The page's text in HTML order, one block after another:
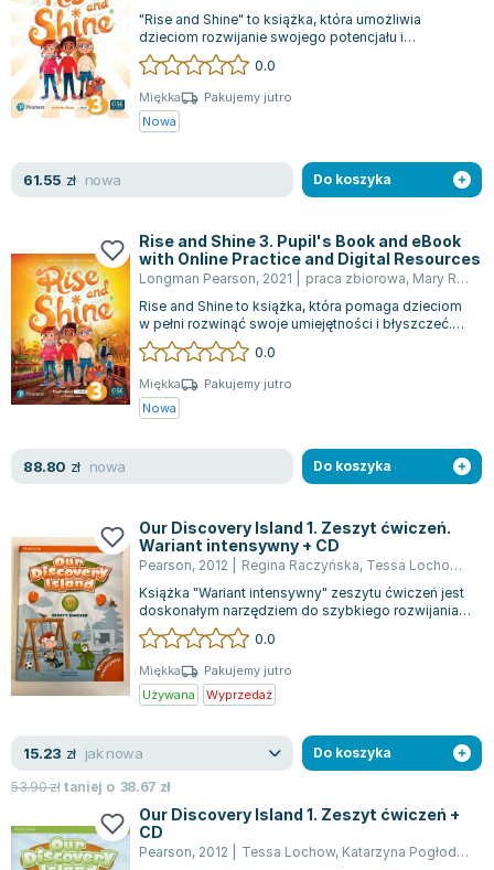
"Rise and Shine" to książka, która umożliwia
dzieciom rozwijanie swojego potencjału i
zdobywanie pewności siebie, prowadząc je do...
0.0
Miękka
Pakujemy jutro
Nowa
61.55 zł nowa Do koszyka
Rise and Shine 3. Pupil's Book and eBook
with Online Practice and Digital Resources
Longman Pearson, 2021 praca zbiorowa, Mary Roulston
Rise and Shine to książka, która pomaga dzieciom
w pełni rozwinąć swoje umiejętności i błyszczeć.
Dzięki ukierunkowanemu wsparciu,...
0.0
Miękka
Pakujemy jutro
Nowa
88.80 zł nowa Do koszyka
Our Discovery Island 1. Zeszyt ćwiczeń.
Wariant intensywny + CD
Pearson, 2012 Regina Raczyńska, Tessa Lochow ,
Książka "Wariant intensywny" zeszytu ćwiczeń jest
doskonałym narzędziem do szybkiego rozwijania
umiejętności czytania i pisania. U...
0.0
Miękka
Pakujemy jutro
Używana
Wyprzedaż
15.23 zł jak nowa
53.90złtaniej o 38.67 zł
Do koszyka
Our Discovery Island 1. Zeszyt ćwiczeń +
CD
Pearson, 2012 Tessa Lochow, Katarzyna Pogłodzińska